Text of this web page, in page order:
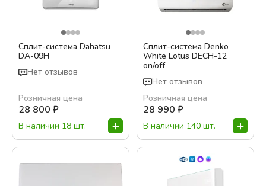
Сплит-система Dahatsu
DA-09H
Нет отзывов
Розничная цена
28 800 ₽
В наличии 18 шт.
Сплит-система Denko
White Lotus DECH-12
on/off
Нет отзывов
Розничная цена
28 990 ₽
В наличии 140 шт.